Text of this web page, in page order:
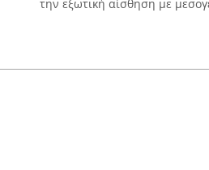
την εξωτική αίσθηση με